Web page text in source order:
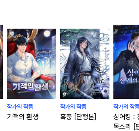
작가의 작품
기적의 환생
작가의 작품
흑풍 [단행본]
작가의 작품
싱어킹 :
목소리 [